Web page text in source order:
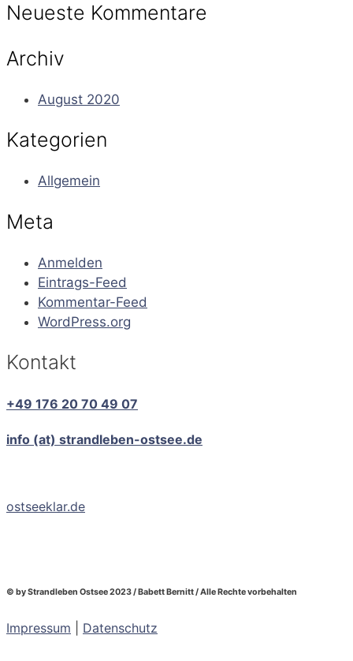
Neueste Kommentare
Archiv
August 2020
Kategorien
Allgemein
Meta
Anmelden
Eintrags-Feed
Kommentar-Feed
WordPress.org
Kontakt
+49 176 20 70 49 07
info (at) strandleben-ostsee.de
ostseeklar.de
© by Strandleben Ostsee 2023 / Babett Bernitt / Alle Rechte vorbehalten
Impressum Datenschutz